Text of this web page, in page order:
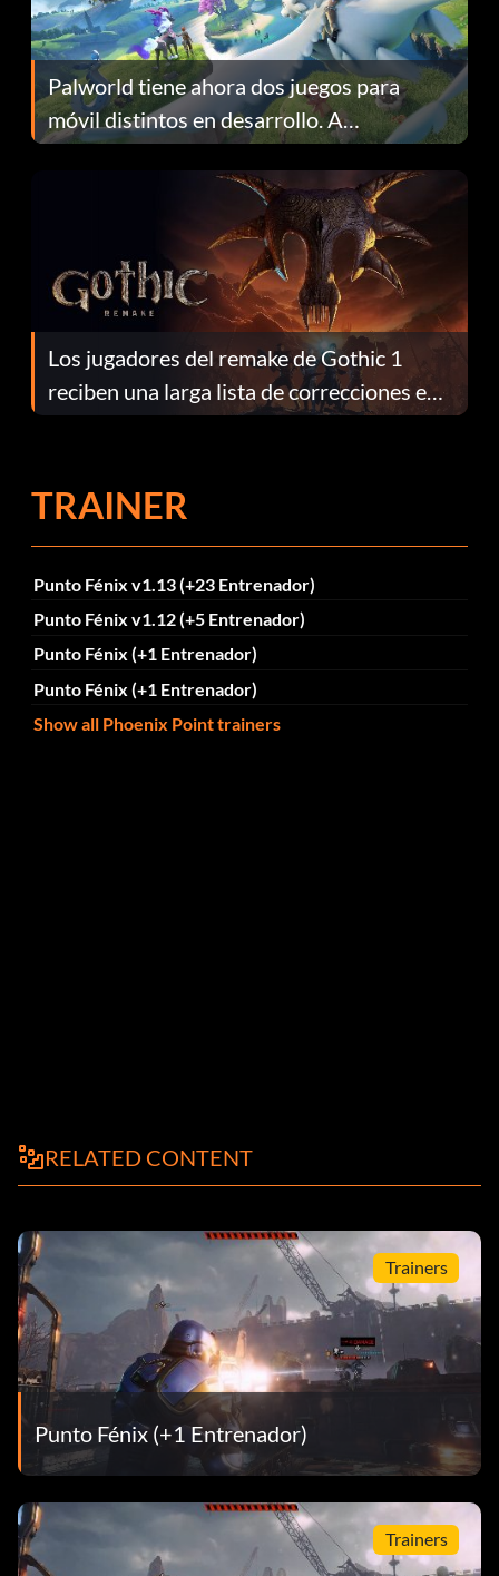
Palworld tiene ahora dos juegos para
móvil distintos en desarrollo. A
continuación te explicamos por qué.
Los jugadores del remake de Gothic 1
reciben una larga lista de correcciones en
el parche 1.0.4
TRAINER
Punto Fénix v1.13 (+23 Entrenador)
Punto Fénix v1.12 (+5 Entrenador)
Punto Fénix (+1 Entrenador)
Punto Fénix (+1 Entrenador)
Show all Phoenix Point trainers
RELATED CONTENT
Trainers
Punto Fénix (+1 Entrenador)
Trainers